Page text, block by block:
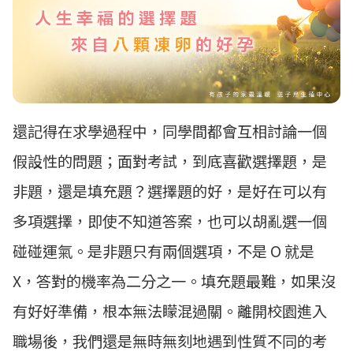
還記得在求學過程中，同學間都會互相討論一個
假設性的問題；面對考試，到底喜歡選擇題，是
非題，還是填充題？選擇題的好，是好在可以有
多項選擇，即使不知道答案，也可以胡亂選一個
碰碰運氣。是非題只有兩個選項，不是 O 就是
X，答對的機率為二分之一。填充題最難，如果沒
有好好準備，根本無法矇混過關。離開校園進入
職場後，我們還是無時無刻地遇到性質不同的考